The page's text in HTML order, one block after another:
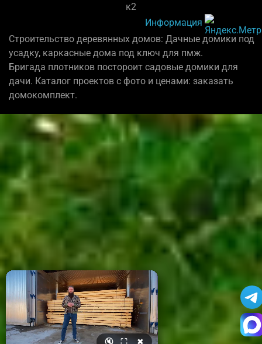
к2
Информация
Строительство деревянных домов: Дачные домики под
усадку, каркасные дома под ключ для пмж.
Бригада плотников постороит садовые домики для
дачи. Каталог проектов с фото и ценами: заказать
домокомплект.
🔇 ⛶ ✖